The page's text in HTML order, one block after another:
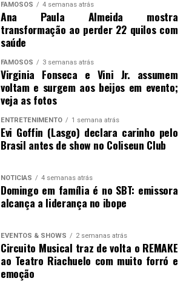
FAMOSOS 4 semanas atrás
Ana Paula Almeida mostra
transformação ao perder 22 quilos com
saúde
FAMOSOS 3 semanas atrás
Virginia Fonseca e Vini Jr. assumem
voltam e surgem aos beijos em evento;
veja as fotos
ENTRETENIMENTO 1 semana atrás
Evi Goffin (Lasgo) declara carinho pelo
Brasil antes de show no Coliseun Club
NOTICIAS 4 semanas atrás
Domingo em família é no SBT: emissora
alcança a liderança no ibope
EVENTOS & SHOWS 2 semanas atrás
Circuito Musical traz de volta o REMAKE
ao Teatro Riachuelo com muito forró e
emoção